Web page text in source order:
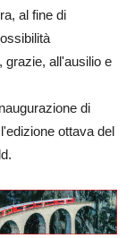
al fine di
grazie, all'ausilio e
di
ottava del